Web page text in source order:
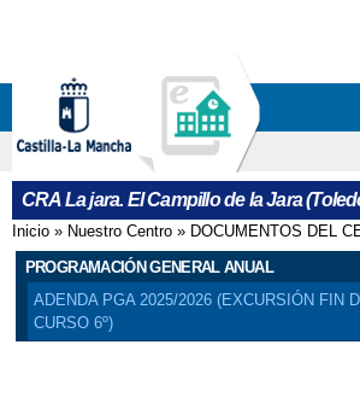
CRA La jara. El Campillo de la Jara
Se encuentra usted
Inicio » Nuestro Centro » DOCUMENTOS DEL
PROGRAMACIÓN GENERAL ANUAL
ADENDA PGA 2025/2026 (EXCURSIÓN FIN
CURSO 6º)